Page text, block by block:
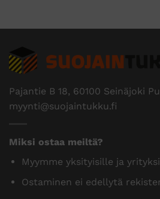
Pajantie B 18, 60100 Seinäjoki
myynti@suojaintukku.fi
Miksi ostaa meiltä?
Myymme yksityisille ja
Ostaminen ei edellytä